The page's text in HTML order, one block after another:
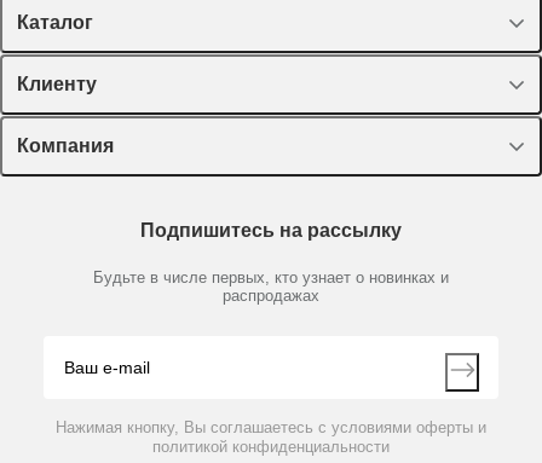
Каталог
Спецпредложения
Оборудование, приборы
Пластик, стекло, принадлежности
Химические реактивы, препараты, наборы
Производители
Клиенту
Лекторий Диаэм
Доставка и оплата
Мобильное приложение
Компания
Партнеры
Контакты
Подпишитесь на рассылку
Будьте в числе первых, кто узнает о новинках и
распродажах
Нажимая кнопку, Вы соглашаетесь с условиями оферты и
политикой конфиденциальности